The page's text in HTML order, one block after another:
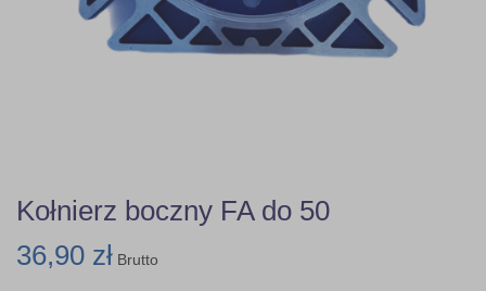
Kołnierz boczny FA do 50
36,90 zł Brutto